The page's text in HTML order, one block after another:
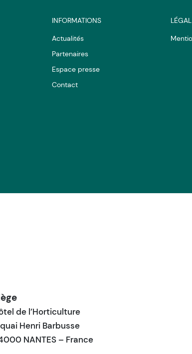
INFORMATIONS
Actualités
Partenaires
Espace presse
Contact
LÉGAL
de l’Horticulture
quai Henri Barbusse
NANTES – France